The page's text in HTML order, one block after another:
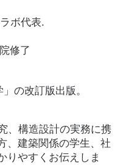
ボ代表.
修了
の改訂版出版。
、構造設計の実務に携
、建築関係の学生、社
りやすくお伝えしま